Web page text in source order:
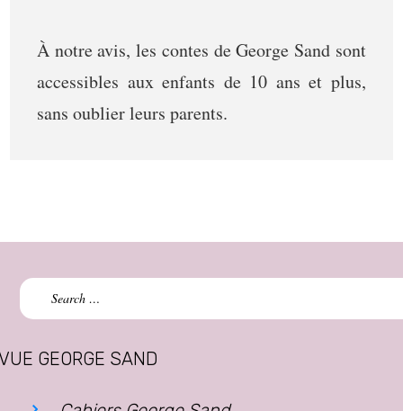
À notre avis, les contes de George Sand sont
accessibles aux enfants de 10 ans et plus,
sans oublier leurs parents.
Search
for:
GEORGE SAND